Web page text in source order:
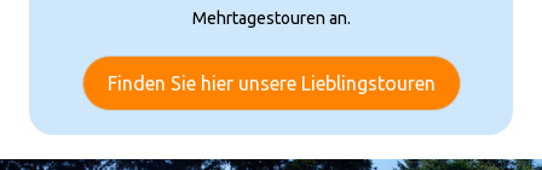
Mehrtagestouren an.
Finden Sie hier unsere Lieblingstouren